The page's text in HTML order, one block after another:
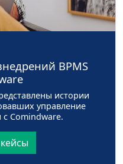
BPMS
истории
управление
Comindware.